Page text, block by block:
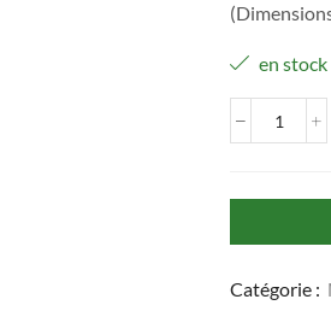
en stock
quantité
|
Catégorie :